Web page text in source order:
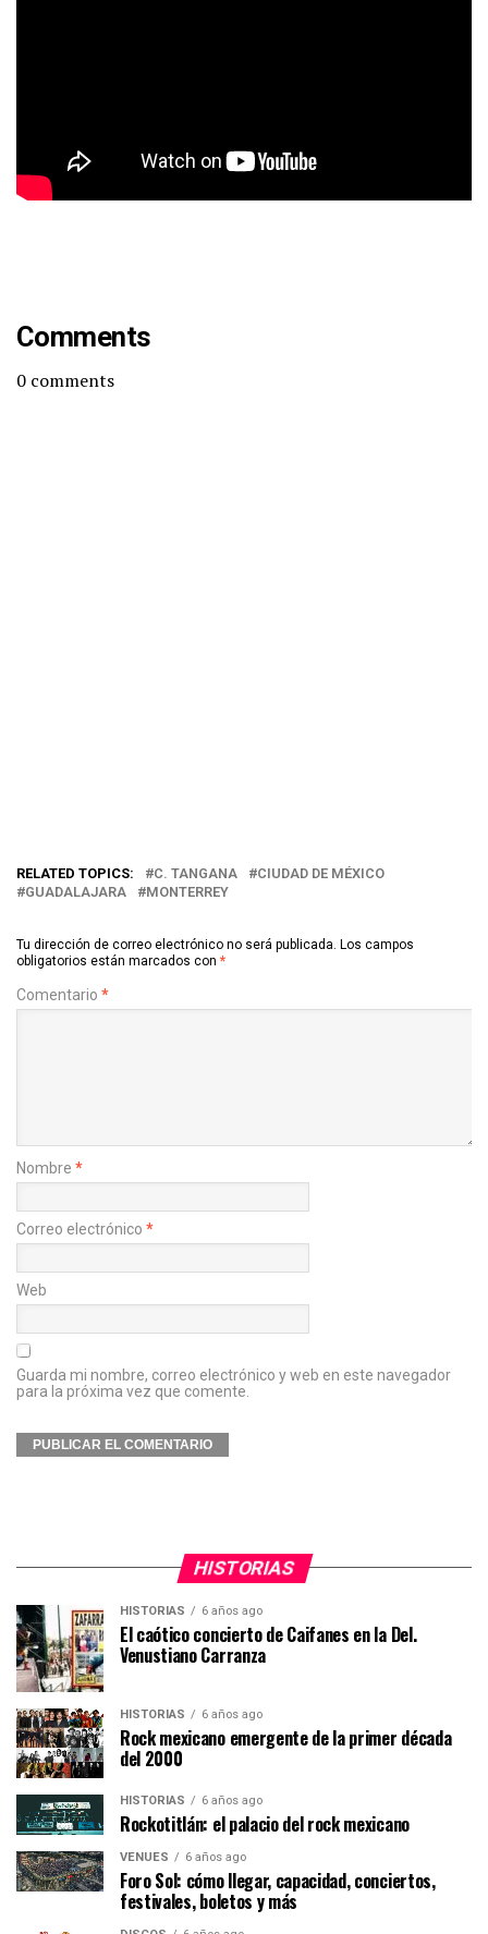
Comments
0 comments
RELATED TOPICS: C. TANGANA
CIUDAD DE MÉXICO
GUADALAJARA
MONTERREY
Tu dirección de correo electrónico no será publicada. Los campos
obligatorios están marcados con *
Comentario *
Nombre *
Correo electrónico *
Web
Guarda mi nombre, correo electrónico y web en este navegador
para la próxima vez que comente.
HISTORIAS
HISTORIAS 6 años ago
El caótico concierto de Caifanes en la Del.
Venustiano Carranza
HISTORIAS 6 años ago
Rock mexicano emergente de la primer década
del 2000
HISTORIAS 6 años ago
Rockotitlán: el palacio del rock mexicano
VENUES 6 años ago
Foro Sol: cómo llegar, capacidad, conciertos,
festivales, boletos y más